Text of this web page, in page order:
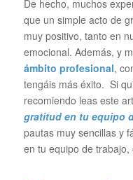
De hecho, muchos
que un simple acto de
muy positivo, tanto en
emocional. Además, y
ámbito profesional,
tengáis más éxito. Si
recomiendo leas este
gratitud en tu equipo
pautas muy sencillas y
en tu equipo de